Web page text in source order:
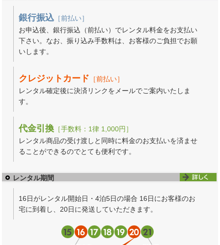
銀行振込［前払い］
お申込後、銀行振込（前払い）でレンタル料金をお支払い
下さい。なお、振り込み手数料は、お客様のご負担でお願
いします。
クレジットカード ［前払い］
レンタル確定後に決済リンクをメールでご案内いたしま
す。
代金引換［手数料：1律 1,000円］
レンタル商品の受け渡しと同時に料金のお支払いを済ませ
ることができるのでとても便利です。
レンタル期間
16日がレンタル開始日・4泊5日の場合 16日にお客様のお
宅に到着し、20日に発送していただきます。